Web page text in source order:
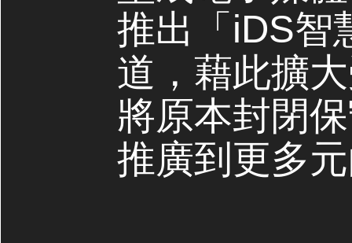
推出「iDS智
道，藉此擴
將原本封閉
推廣到更多